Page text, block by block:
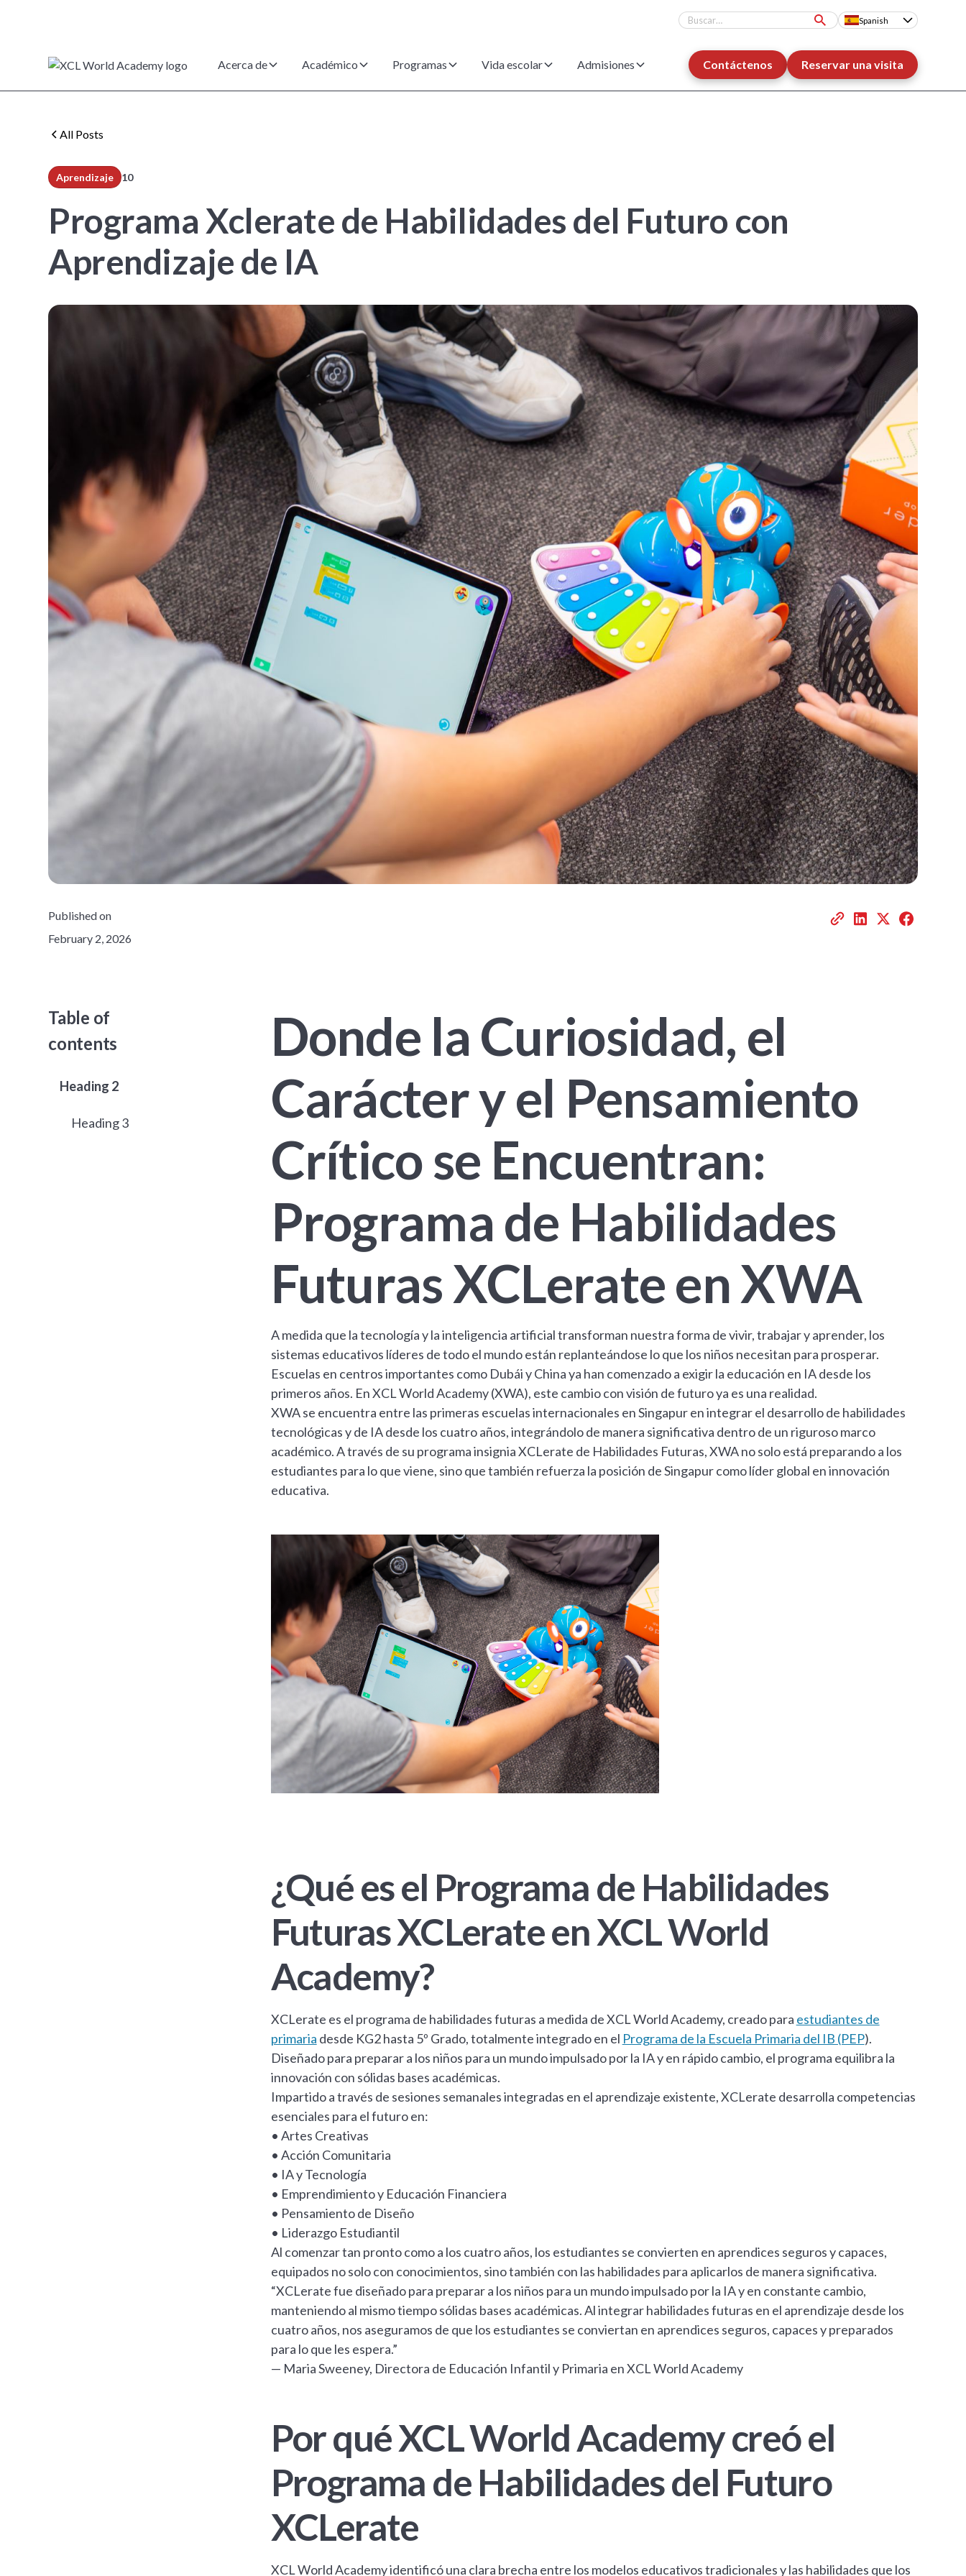
Spanish
Acerca de Académico Programas Vida escolar Admisiones Contáctenos Reservar una visita
All Posts
Aprendizaje 10min read
Programa Xclerate de Habilidades del Futuro con
Aprendizaje de IA
Published on
February 2, 2026
Table of
contents
Heading 2
Heading 3
Donde la Curiosidad, el
Carácter y el Pensamiento
Crítico se Encuentran:
Programa de Habilidades
Futuras XCLerate en XWA
A medida que la tecnología y la inteligencia artificial transforman nuestra forma de vivir, trabajar y aprender, los
sistemas educativos líderes de todo el mundo están replanteándose lo que los niños necesitan para prosperar.
Escuelas en centros importantes como Dubái y China ya han comenzado a exigir la educación en IA desde los
primeros años. En XCL World Academy (XWA), este cambio con visión de futuro ya es una realidad.
XWA se encuentra entre las primeras escuelas internacionales en Singapur en integrar el desarrollo de habilidades
tecnológicas y de IA desde los cuatro años, integrándolo de manera significativa dentro de un riguroso marco
académico. A través de su programa insignia XCLerate de Habilidades Futuras, XWA no solo está preparando a los
estudiantes para lo que viene, sino que también refuerza la posición de Singapur como líder global en innovación
educativa.
¿Qué es el Programa de Habilidades
Futuras XCLerate en XCL World
Academy?
XCLerate es el programa de habilidades futuras a medida de XCL World Academy, creado para estudiantes de
primaria desde KG2 hasta 5º Grado, totalmente integrado en el Programa de la Escuela Primaria del IB (PEP).
Diseñado para preparar a los niños para un mundo impulsado por la IA y en rápido cambio, el programa equilibra la
innovación con sólidas bases académicas.
Impartido a través de sesiones semanales integradas en el aprendizaje existente, XCLerate desarrolla competencias
esenciales para el futuro en:
• Artes Creativas
• Acción Comunitaria
• IA y Tecnología
• Emprendimiento y Educación Financiera
• Pensamiento de Diseño
• Liderazgo Estudiantil
Al comenzar tan pronto como a los cuatro años, los estudiantes se convierten en aprendices seguros y capaces,
equipados no solo con conocimientos, sino también con las habilidades para aplicarlos de manera significativa.
“XCLerate fue diseñado para preparar a los niños para un mundo impulsado por la IA y en constante cambio,
manteniendo al mismo tiempo sólidas bases académicas. Al integrar habilidades futuras en el aprendizaje desde los
cuatro años, nos aseguramos de que los estudiantes se conviertan en aprendices seguros, capaces y preparados
para lo que les espera.”
— Maria Sweeney, Directora de Educación Infantil y Primaria en XCL World Academy
Por qué XCL World Academy creó el
Programa de Habilidades del Futuro
XCLerate
XCL World Academy identificó una clara brecha entre los modelos educativos tradicionales y las habilidades que los